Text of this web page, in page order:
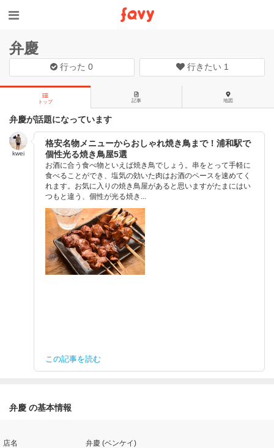
弁慶
行った0 行きたい 1
トップ 記事 地図
弁慶が話題になっています
kwei
格安名物メニューからおしゃれ焼き鳥まで！浦和駅で
個性光る焼き鳥屋5選
お酒に合う食べ物といえば焼き鳥でしょう。串をとって手軽に
食べることができ、塩気の効いた肉はお酒のペースを速めてく
れます。お気に入りの焼き鳥屋があると思いますがたまにはい
つもと違う、個性が光る焼き...
この記事を読む
弁慶 の基本情報
店名 弁慶 (ベンケイ)